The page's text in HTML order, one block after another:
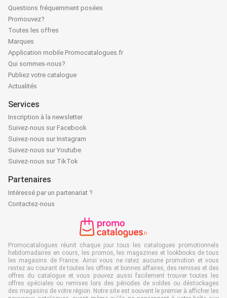
Questions fréquemment posées
Promouvez?
Toutes les offres
Marques
Application mobile Promocatalogues.fr
Qui sommes-nous?
Publiez votre catalogue
Actualités
Services
Inscription à la newsletter
Suivez-nous sur Facebook
Suivez-nous sur Instagram
Suivez-nous sur Youtube
Suivez-nous sur TikTok
Partenaires
Intéressé par un partenariat ?
Contactez-nous
Promocatalogues réunit chaque jour tous les catalogues promotionnels
hebdomadaires en cours, les promos, les magazines et lookbooks de tous
les magasins de France. Ainsi vous ne ratez aucune promotion et vous
restez au courant de toutes les offres et bonnes affaires, des remises et des
offres du catalogue et vous pouvez aussi facilement trouver toutes les
offres spéciales ou remises lors des périodes de soldes ou déstockages
des magasins de votre région. Notre site est souvent le premier à afficher les